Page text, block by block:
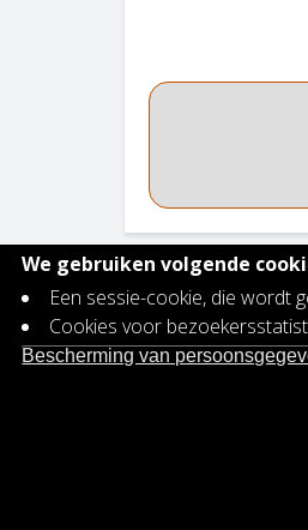
Footer
menu
Contact
Vacatures
We gebruiken volgende
Een sessie-cookie, die wordt
Cookies voor
Bescherming van